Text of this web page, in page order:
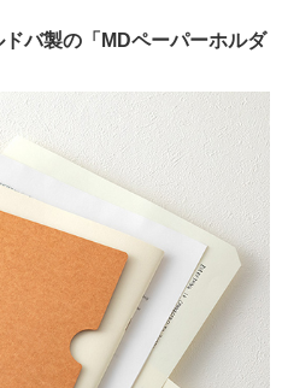
バ製の「MDペーパーホルダ